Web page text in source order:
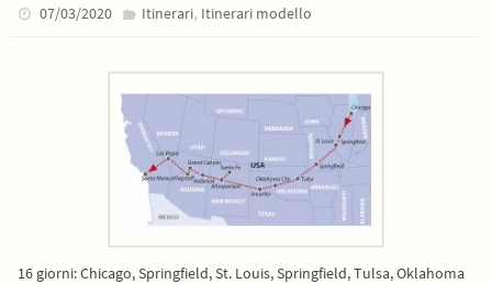
07/03/2020 Itinerari, Itinerari modello
16 giorni: Chicago, Springfield, St. Louis, Springfield, Tulsa, Oklahoma